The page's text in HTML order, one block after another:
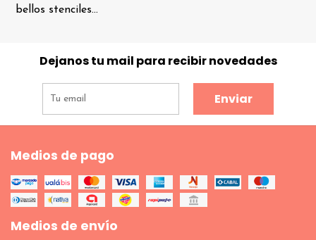
bellos stenciles...
Dejanos tu mail para recibir novedades
Enviar
Medios de pago
Medios de envío